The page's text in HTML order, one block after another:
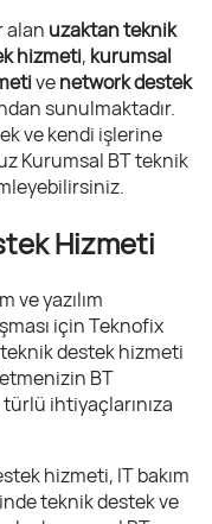
alan uzaktan teknik
hizmeti, kurumsal
venetwork destek
sunulmaktadır.
ve kendi işlerine
Kurumsal BT teknik
Hizmeti
ve yazılım
için Teknofix
destek hizmeti
BT
ihtiyaçlarınıza
hizmeti, IT bakım
teknik destek ve